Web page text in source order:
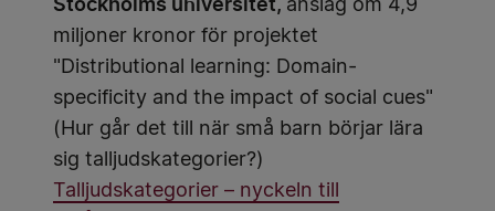
anslag om 4,9
miljoner kronor för projektet
"Distributional learning: Domain-
specificity and the impact of social cues"
(Hur går det till när små barn börjar lära
sig talljudskategorier?)
Talljudskategorier – nyckeln till